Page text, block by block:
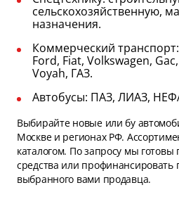
сельскохозяйственную,
назначения.
Коммерческий
Ford, Fiat, Volkswagen,
Voyah, ГАЗ.
Автобусы: ПАЗ, ЛИАЗ,
Выбирайте новые или бу
Москве и регионах РФ.
каталогом. По запросу мы
средства или профинансировать
выбранного вами продавца.